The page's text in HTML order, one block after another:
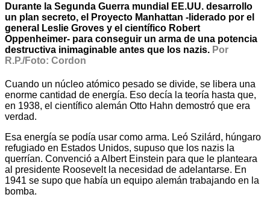
Durante la Segunda Guerra mundial EE.UU. desarrollo
un plan secreto, el Proyecto Manhattan -liderado por el
general Leslie Groves y el científico Robert
Oppenheimer- para conseguir un arma de una potencia
destructiva inimaginable antes que los nazis. Por
R.P./Foto: Cordon
Cuando un núcleo atómico pesado se divide, se libera una
enorme cantidad de energía. Eso decía la teoría hasta que,
en 1938, el científico alemán Otto Hahn demostró que era
verdad.
Esa energía se podía usar como arma. Leó Szilárd, húngaro
refugiado en Estados Unidos, supuso que los nazis la
querrían. Convenció a Albert Einstein para que le planteara
al presidente Roosevelt la necesidad de adelantarse. En
1941 se supo que había un equipo alemán trabajando en la
bomba.